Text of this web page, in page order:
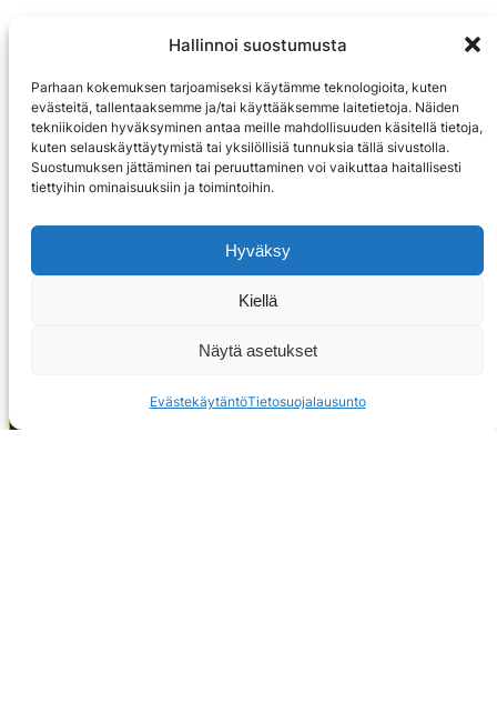
Hallinnoi suostumusta
Parhaan kokemuksen tarjoamiseksi käytämme teknologioita, kuten
evästeitä, tallentaaksemme ja/tai käyttääksemme laitetietoja. Näiden
tekniikoiden hyväksyminen antaa meille mahdollisuuden käsitellä tietoja,
kuten selauskäyttäytymistä tai yksilöllisiä tunnuksia tällä sivustolla.
Suostumuksen jättäminen tai peruuttaminen voi vaikuttaa haitallisesti
tiettyihin ominaisuuksiin ja toimintoihin.
Hyväksy
Kiellä
Näytä asetukset
EvästekäytäntöTietosuojalausunto
OTA YHTEYTTÄ